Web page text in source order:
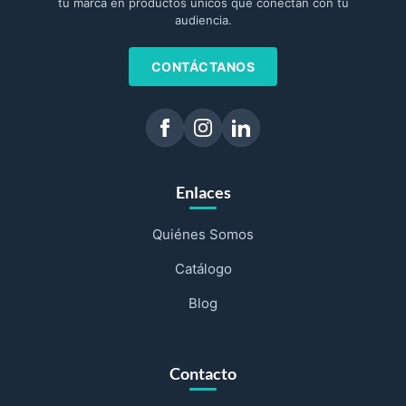
audiencia.
CONTÁCTANOS
Enlaces
Quiénes Somos
Catálogo
Blog
Contacto